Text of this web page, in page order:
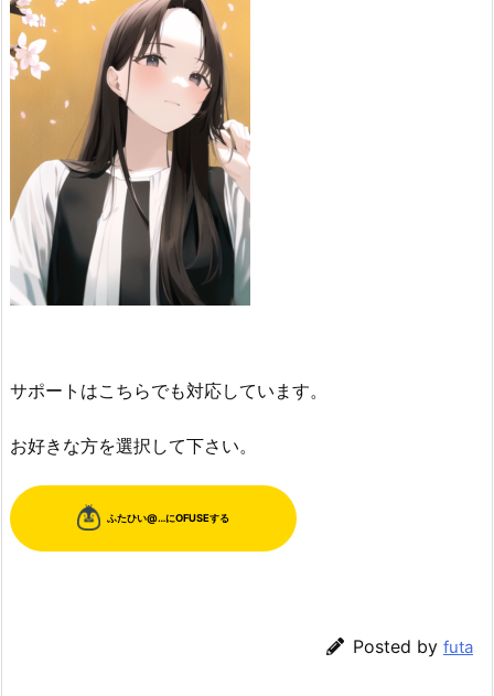
サポートはこちらでも対応しています。
お好きな方を選択して下さい。
Posted by futa